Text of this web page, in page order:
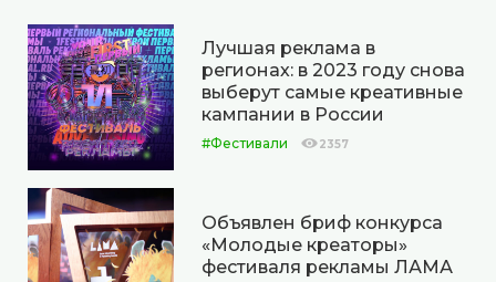
Лучшая реклама в
регионах: в 2023 году снова
выберут самые креативные
кампании в России
#Фестивали 2357
Объявлен бриф конкурса
«Молодые креаторы»
фестиваля рекламы ЛАМА